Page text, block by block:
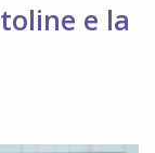
e la